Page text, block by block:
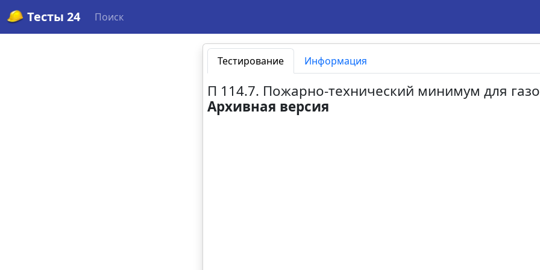
Тесты 24 Поиск
Тестирование Информация
П 114.7. Пожарно-технический минимум для
Архивная версия